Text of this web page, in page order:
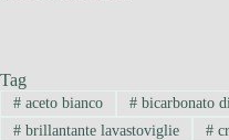
Tag
#aceto bianco #bicarbonato
#brillantante lavastoviglie #